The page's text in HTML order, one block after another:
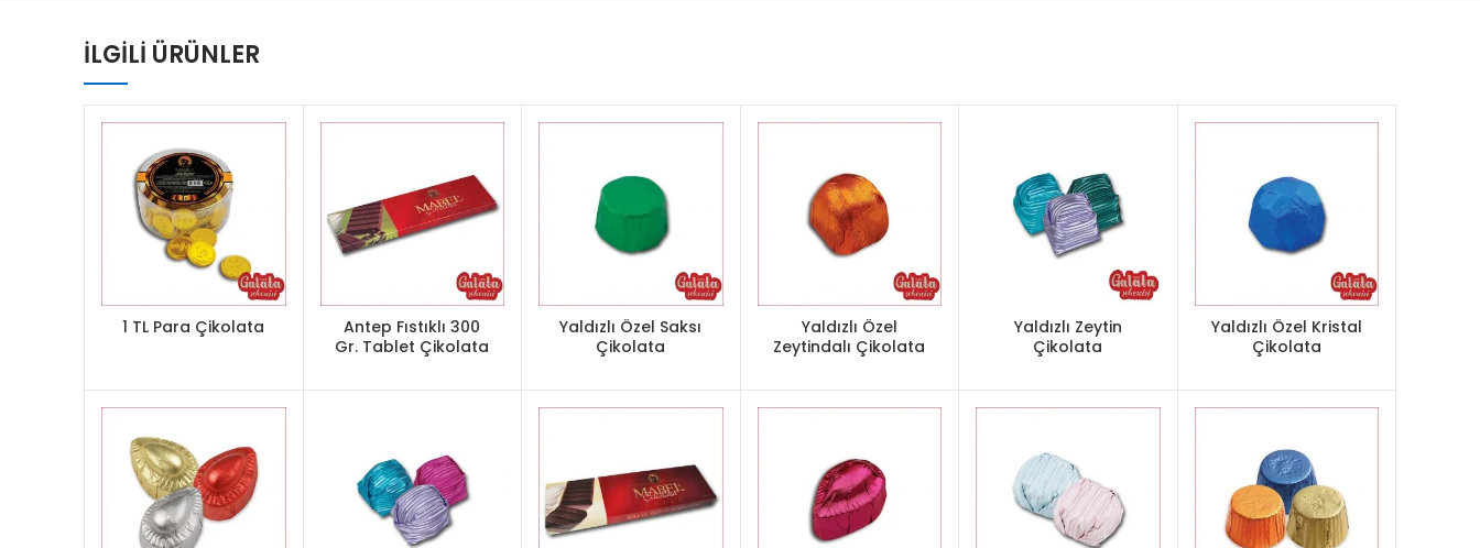
İLGILI ÜRÜNLER
1 TL Para Çikolata
Antep Fıstıklı 300
Gr. Tablet Çikolata
Yaldızlı Özel Saksı
Çikolata
Yaldızlı Özel
Zeytindalı Çikolata
Yaldızlı Zeytin
Çikolata
Yaldızlı Özel Kristal
Çikolata